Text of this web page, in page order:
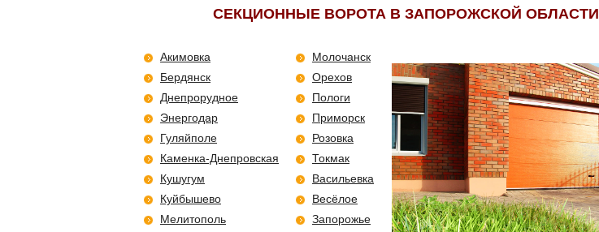
СЕКЦИОННЫЕ ВОРОТА В ЗАПОРОЖСКОЙ ОБЛАСТИ
Акимовка
Бердянск
Днепрорудное
Энергодар
Гуляйполе
Каменка-Днепровская
Кушугум
Куйбышево
Мелитополь
Молочанск
Орехов
Пологи
Приморск
Розовка
Токмак
Васильевка
Весёлое
Запорожье